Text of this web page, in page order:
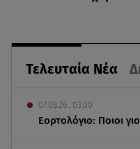
Τελευταία Νέα
07.08.26 , 03:00
Εορτολόγιο: Ποιοι